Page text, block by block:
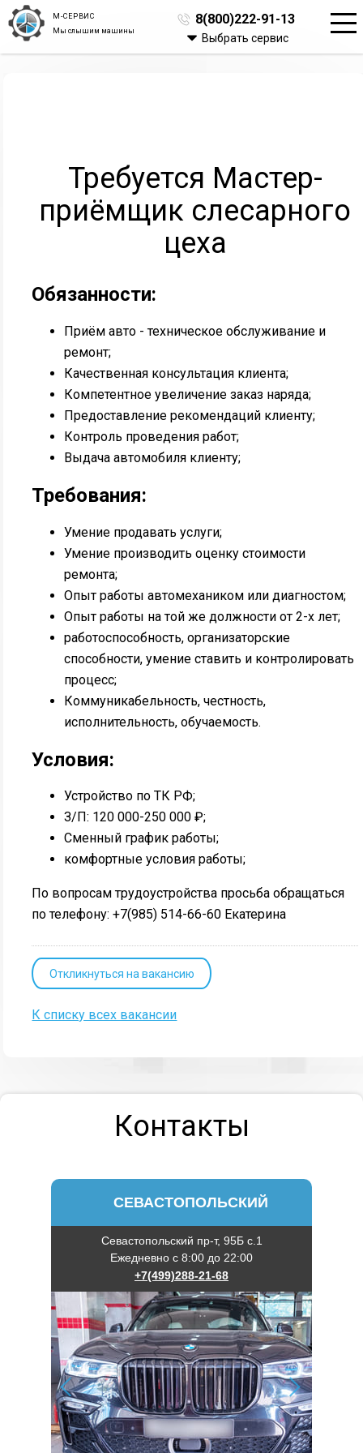
М-СЕРВИС
Мы слышим машины
8(800)222-91-13
Выбрать сервис
Требуется Мастер-
приёмщик слесарного
цеха
Обязанности:
Приём авто - техническое обслуживание и
ремонт;
Качественная консультация клиента;
Компетентное увеличение заказ наряда;
Предоставление рекомендаций клиенту;
Контроль проведения работ;
Выдача автомобиля клиенту;
Требования:
Умение продавать услуги;
Умение производить оценку стоимости
ремонта;
Опыт работы автомехаником или диагностом;
Опыт работы на той же должности от 2-х лет;
работоспособность, организаторские
способности, умение ставить и контролировать
процесс;
Коммуникабельность, честность,
исполнительность, обучаемость.
Условия:
Устройство по ТК РФ;
З/П: 120 000-250 000 ₽;
Сменный график работы;
комфортные условия работы;
По вопросам трудоустройства просьба обращаться
по телефону: +7(985) 514-66-60 Екатерина
Откликнуться на вакансию
К списку всех вакансии
Контакты
СЕВАСТОПОЛЬСКИЙ
Севастопольский пр-т, 95Б с.1
Ежедневно с 8:00 до 22:00
+7(499)288-21-68